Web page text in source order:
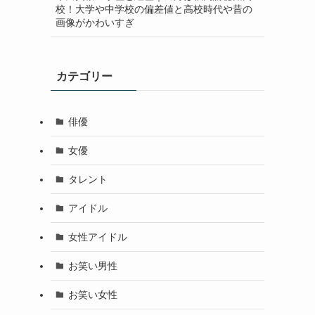
校！大学や中学校の偏差値と高校時代や昔の
画像がかわいすぎ
カテゴリー
俳優
女優
タレント
アイドル
女性アイドル
お笑い男性
お笑い女性